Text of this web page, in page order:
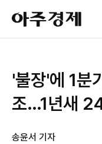
아
주
경
'불장'에 1분
조…1년새
송윤서 기자